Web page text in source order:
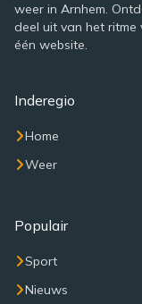
weer in Arnhem.
deel uit van het ritme
één website.
Inderegio
Home
Weer
Populair
Sport
Nieuws